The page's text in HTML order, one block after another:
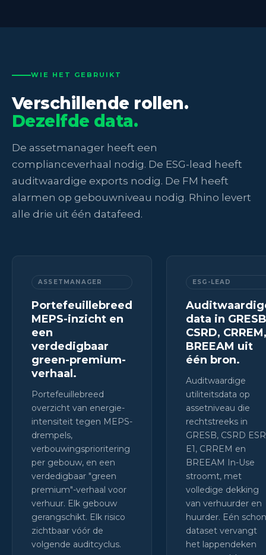
WIE HET GEBRUIKT
Verschillende rollen.
Dezelfde data.
De assetmanager heeft een
complianceverhaal nodig. De ESG-lead heeft
auditwaardige exports nodig. De FM heeft
alarmen op gebouwniveau nodig. Rhino levert
alle drie uit één datafeed.
ASSETMANAGER
Portefeuillebreed
MEPS-inzicht en
een
verdedigbaar
green-premium-
verhaal.
Portefeuillebreed
overzicht van energie-
intensiteit tegen MEPS-
drempels,
verbouwingsprioritering
per gebouw, en een
verdedigbaar "green
premium"-verhaal voor
verhuur. Elk gebouw
gerangschikt. Elk risico
zichtbaar vóór de
volgende auditcyclus.
ESG-LEAD
data in
CSRD, CRREM,
BREEAM uit
één bron.
Auditwaardige
utiliteitsdata op
assetniveau die
rechtstreeks in
GRESB, CSRD
E1, CRREM en
BREEAM In-Use
stroomt, met
volledige dekking
van verhuurder en
huurder. Eén
dataset vervangt
het lappendeken